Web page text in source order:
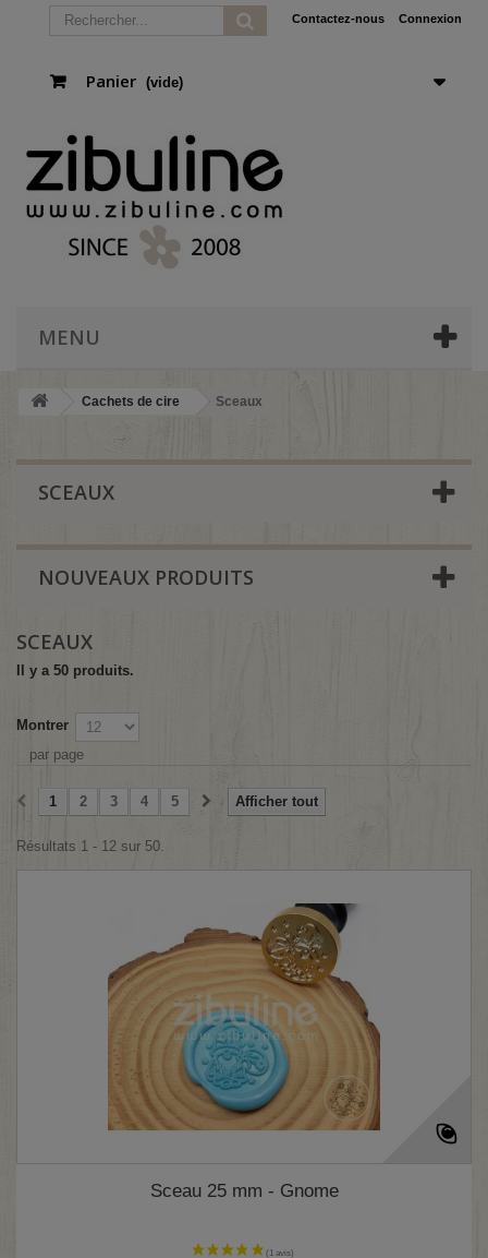
Connexion
Contactez-nous
Panier (vide)
MENU
Cachets de cire Sceaux
SCEAUX
NOUVEAUX PRODUITS
SCEAUX
Il y a 50 produits.
Montrer
par page
Afficher tout
1 2 3 4 5
Résultats 1 - 12 sur 50.
Sceau 25 mm - Gnome